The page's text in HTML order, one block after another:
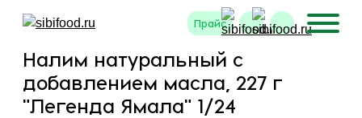
Прайс
Налим натуральный с
добавлением масла, 227 г
"Легенда Ямала" 1/24